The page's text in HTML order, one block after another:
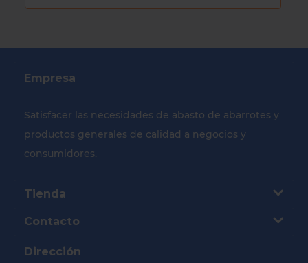
Empresa
Satisfacer las necesidades de abasto de abarrotes y
productos generales de calidad a negocios y
consumidores.
Tienda
Contacto
Dirección